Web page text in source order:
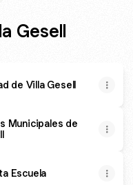
Gesell
de Villa Gesell
Municipales de
Escuela